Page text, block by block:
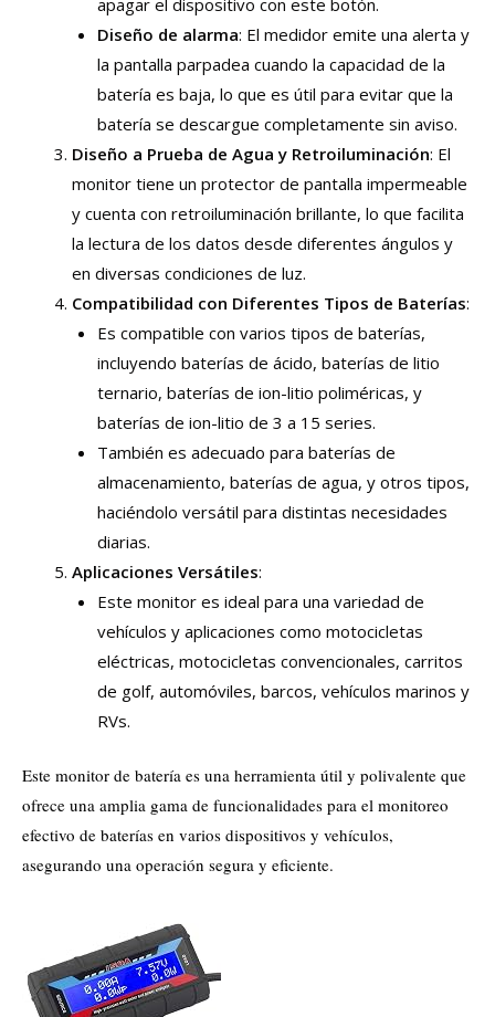
Diseño de alarma: El medidor emite una alerta y
la pantalla parpadea cuando la capacidad de la
batería es baja, lo que es útil para evitar que la
batería se descargue completamente sin aviso.
Diseño a Prueba de Agua y Retroiluminación: El
monitor tiene un protector de pantalla impermeable
y cuenta con retroiluminación brillante, lo que facilita
la lectura de los datos desde diferentes ángulos y
en diversas condiciones de luz.
Compatibilidad con Diferentes Tipos de Baterías:
Es compatible con varios tipos de baterías,
incluyendo baterías de ácido, baterías de litio
ternario, baterías de ion-litio poliméricas, y
baterías de ion-litio de 3 a 15 series.
También es adecuado para baterías de
almacenamiento, baterías de agua, y otros tipos,
haciéndolo versátil para distintas necesidades
diarias.
Aplicaciones Versátiles:
Este monitor es ideal para una variedad de
vehículos y aplicaciones como motocicletas
eléctricas, motocicletas convencionales, carritos
de golf, automóviles, barcos, vehículos marinos y
RVs.
Este monitor de batería es una herramienta útil y polivalente que
ofrece una amplia gama de funcionalidades para el monitoreo
efectivo de baterías en varios dispositivos y vehículos,
asegurando una operación segura y eficiente.